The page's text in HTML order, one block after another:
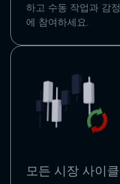
하고 수동 작업과 감
에 참여하세요.
모든 시장 사이